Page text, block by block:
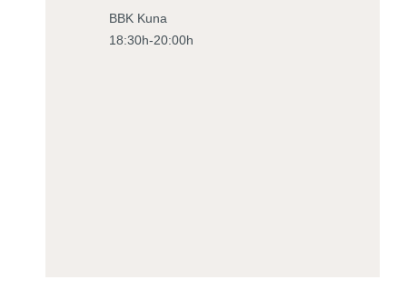
BBK Kuna
18:30h-20:00h